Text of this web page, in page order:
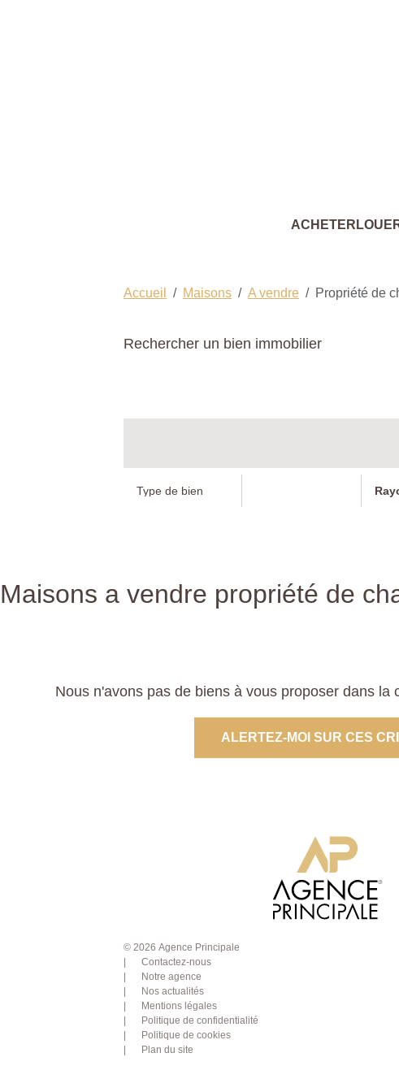
ACHETER
Accueil Maisons A vendre Propriété de
Rechercher un bien immobilier
Maisons a vendre propriété de
Nous n'avons pas de biens à vous proposer dans
ALERTEZ-MOI SUR CES
© 2026 Agence Principale
Contactez-nous
Notre agence
Nos actualités
Mentions légales
Politique de confidentialité
Politique de cookies
Plan du site